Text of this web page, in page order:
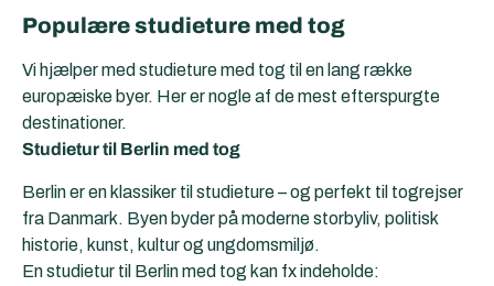
Populære studieture med tog
Vi hjælper med studieture med tog til en lang række
europæiske byer. Her er nogle af de mest efterspurgte
destinationer.
Studietur til Berlin med tog
Berlin er en klassiker til studieture – og perfekt til togrejser
fra Danmark. Byen byder på moderne storbyliv, politisk
historie, kunst, kultur og ungdomsmiljø.
En studietur til Berlin med tog kan fx indeholde: